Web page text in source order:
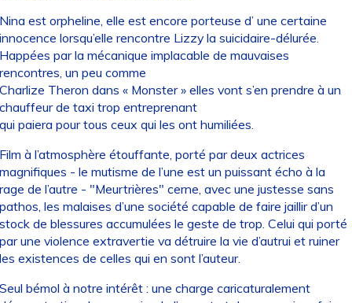
est orpheline, elle est encore porteuse d’ une certaine
lorsqu’elle rencontre Lizzy la suicidaire-délurée.
par la mécanique implacable de mauvaises
un peu comme
Theron dans « Monster » elles vont s’en prendre à un
de taxi trop entreprenant
paiera pour tous ceux qui les ont humiliées.
à l’atmosphère étouffante, porté par deux actrices
- le mutisme de l’une est un puissant écho à la
de l’autre - "Meurtrières" cerne, avec une justesse sans
les malaises d’une société capable de faire jaillir d’un
de blessures accumulées le geste de trop. Celui qui porté
une violence extravertie va détruire la vie d’autrui et ruiner
existences de celles qui en sont l’auteur.
bémol à notre intérêt : une charge caricaturalement